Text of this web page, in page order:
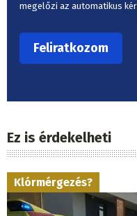
megelőzi az automatikus
Ez is érdekelheti
Klórmérgezés?